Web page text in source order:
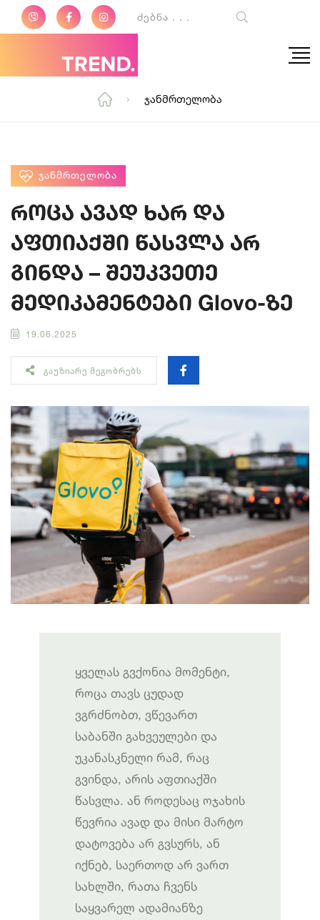
Ჯანმრთელობა
ᲯᲐᲜᲛᲠᲗᲔᲚᲝᲑᲐ
როცა ავად ხარ და
აფთიაქში წასვლა არ
გინდა – შეუკვეთე
მედიკამენტები Glovo-ზე
19.06.2025
ᲒᲐᲣᲖᲘᲐᲠᲔ ᲛᲔᲒᲝᲑᲠᲔᲑᲡ
ყველას გვქონია მომენტი,
როცა თავს ცუდად
ვგრძნობთ, ვწევართ
საბანში გახვეულები და
უკანასკნელი რამ, რაც
გვინდა, არის აფთიაქში
წასვლა. ან როდესაც ოჯახის
წევრია ავად და მისი მარტო
დატოვება არ გვსურს, ან
იქნებ, საერთოდ არ ვართ
სახლში, რათა ჩვენს
საყვარელ ადამიანზე